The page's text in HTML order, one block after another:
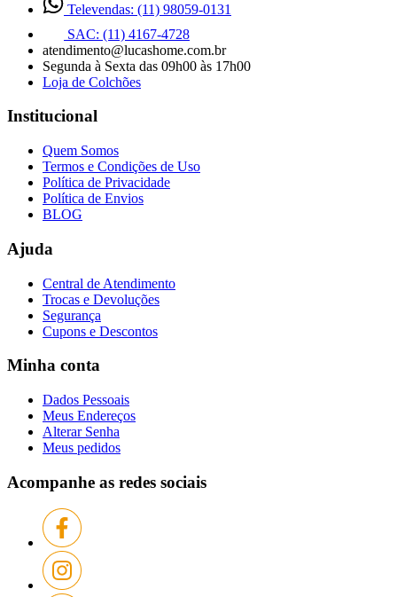
Televendas: (11) 98059-0131
SAC: (11) 4167-4728
atendimento@lucashome.com.br
Segunda à Sexta das 09h00 às 17h00
Loja de Colchões
Institucional
Quem Somos
Termos e Condições de Uso
Política de Privacidade
Política de Envios
BLOG
Ajuda
Central de Atendimento
Trocas e Devoluções
Segurança
Cupons e Descontos
Minha conta
Dados Pessoais
Meus Endereços
Alterar Senha
Meus pedidos
Acompanhe as redes sociais